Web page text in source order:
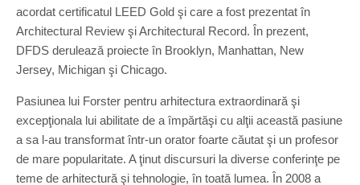
acordat certificatul LEED Gold şi care a fost prezentat în
Architectural Review şi Architectural Record. În prezent,
DFDS derulează proiecte în Brooklyn, Manhattan, New
Jersey, Michigan şi Chicago.
Pasiunea lui Forster pentru arhitectura extraordinară şi
excepţionala lui abilitate de a împărtăşi cu alţii această pasiune
a sa l-au transformat într-un orator foarte căutat şi un profesor
de mare popularitate. A ţinut discursuri la diverse conferinţe pe
teme de arhitectură şi tehnologie, în toată lumea. În 2008 a